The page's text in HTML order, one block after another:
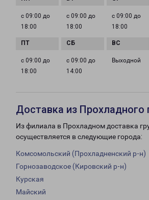
с 09:00 до
18:00
с 09:00 до
18:00
с 09:00 до
18:00
с 09:00 до
18:00
с 09:00 до
14:00
Выходной
Доставка из Прохладного
Из филиала в Прохладном доставка
осуществляется в следующие города:
Комсомольский (Прохладненский р-н)
Горнозаводское (Кировский р-н)
Курская
Майский